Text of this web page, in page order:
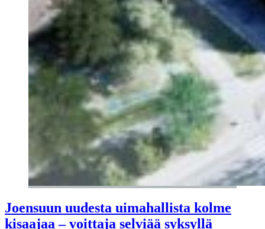
Joensuun uudesta uimahallista kolme
kisaajaa – voittaja selviää syksyllä